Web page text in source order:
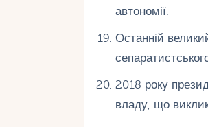
автономії.
Останній
2018 року
владу, що